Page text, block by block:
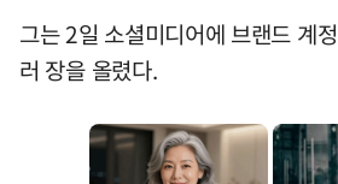
그는 2일 소셜미디어에 브랜드 계
러 장을 올렸다.